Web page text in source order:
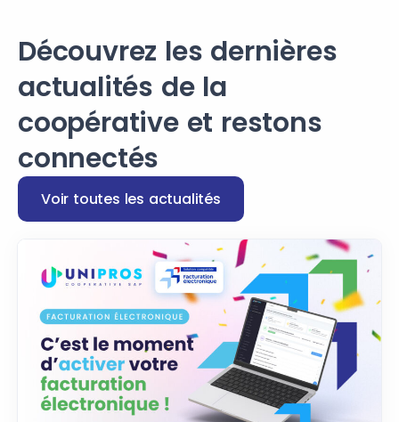
Découvrez les dernières
actualités de la
coopérative et restons
connectés
Voir toutes les actualités